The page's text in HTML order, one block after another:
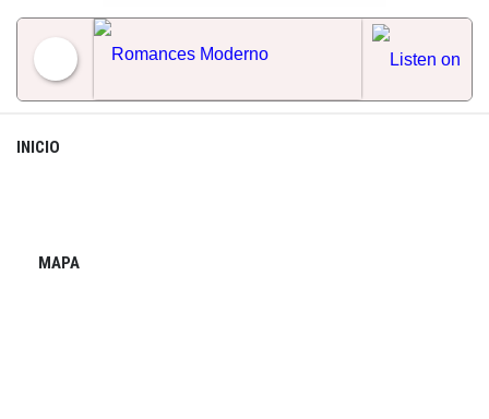
INICIO
MAPA